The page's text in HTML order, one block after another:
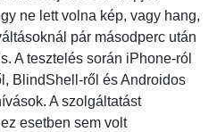
ne lett volna kép, vagy hang,
pár másodperc után
A tesztelés során iPhone-ról
BlindShell-ről és Androidos
A szolgáltatást
esetben sem volt